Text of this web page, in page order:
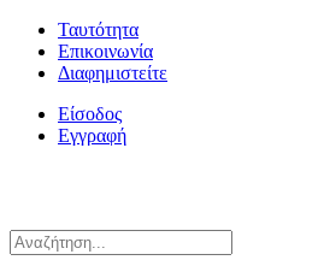
Ταυτότητα
Επικοινωνία
Διαφημιστείτε
Είσοδος
Εγγραφή